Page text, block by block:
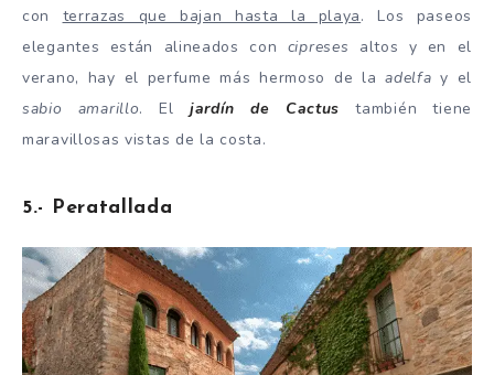
con terrazas que bajan hasta la playa. Los paseos
elegantes están alineados con cipreses altos y en el
verano, hay el perfume más hermoso de laadelfa y el
sabio amarillo. El jardín de Cactus también tiene
maravillosas vistas de la costa.
5.- Peratallada